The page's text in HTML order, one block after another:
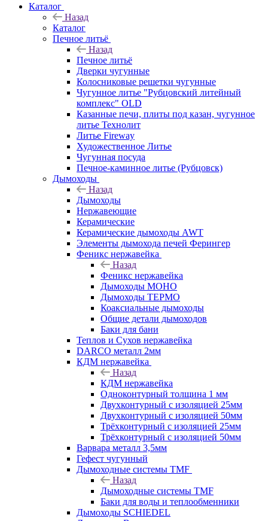
Каталог
Назад
Каталог
Печное литьё
Назад
Печное литьё
Дверки чугунные
Колосниковые решетки чугунные
Чугунное литье "Рубцовский литейный
комплекс" OLD
Казанные печи, плиты под казан, чугунное
литье Технолит
Литье Fireway
Художественное Литье
Чугунная посуда
Печное-каминное литье (Рубцовск)
Дымоходы
Назад
Дымоходы
Нержавеющие
Керамические
Керамические дымоходы AWT
Элементы дымохода печей Ферингер
Феникс нержавейка
Назад
Феникс нержавейка
Дымоходы МОНО
Дымоходы ТЕРМО
Коаксиальные дымоходы
Общие детали дымоходов
Баки для бани
Теплов и Сухов нержавейка
DARCO металл 2мм
КДМ нержавейка
Назад
КДМ нержавейка
Одноконтурный толщина 1 мм
Двухконтурный с изоляцией 25мм
Двухконтурный с изоляцией 50мм
Трёхконтурный с изоляцией 25мм
Трёхконтурный с изоляцией 50мм
Варвара металл 3,5мм
Гефест чугунный
Дымоходные системы TMF
Назад
Дымоходные системы TMF
Баки для воды и теплообменники
Дымоходы SCHIEDEL